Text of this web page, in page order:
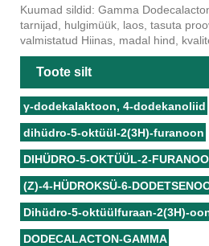
Kuumad sildid: Gamma
tarnijad, hulgimüük, laos, tasuta
valmistatud Hiinas, madal hind,
Toote silt
γ-dodekalaktoon, 4-dodekanoliid
dihüdro-5-oktüül-2(3H)-furanoon
DIHÜDRO-5-OKTÜÜL-2-
(Z)-4-HÜDROKSÜ-6-
Dihüdro-5-oktüülfuraan-2(3H)-
DODECALACTON-GAMMA